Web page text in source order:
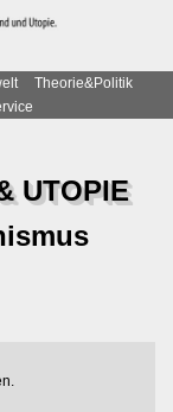
Theorie&Politik
UTOPIE